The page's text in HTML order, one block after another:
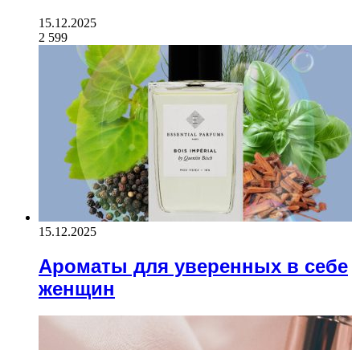
15.12.2025
2 599
15.12.2025
Ароматы для уверенных в себе
женщин